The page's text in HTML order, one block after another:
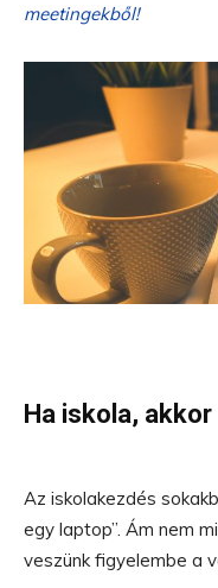
meetingekből!
Ha iskola,
Az iskolakezdés
egy laptop”. Ám nem
veszünk figyelembe a